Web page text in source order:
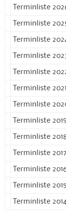
Terminliste
Terminliste
Terminliste
Terminliste
Terminliste
Terminliste 2021
Terminliste
Terminliste
Terminliste
Terminliste 2017
Terminliste
Terminliste 2015
Terminliste